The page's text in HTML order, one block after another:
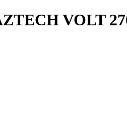
VOLT